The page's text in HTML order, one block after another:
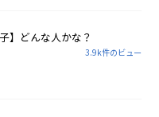
】どんな人かな？
3.9k件のビュー